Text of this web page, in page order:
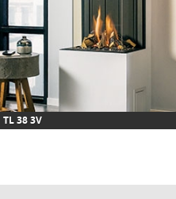
TL 38 3V